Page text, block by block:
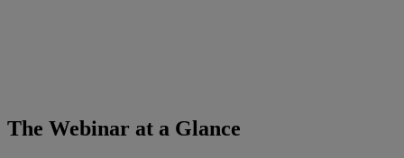
The Webinar at a Glance